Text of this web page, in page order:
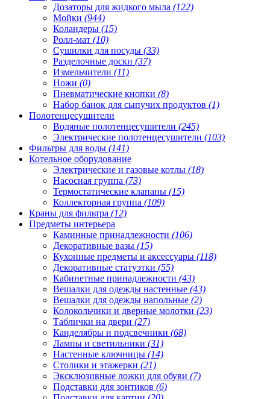
Дозаторы для жидкого мыла (122)
Мойки (944)
Коландеры (15)
Ролл-мат (10)
Сушилки для посуды (33)
Разделочные доски (37)
Измельчители (11)
Ножи (0)
Пневматические кнопки (8)
Набор банок для сыпучих продуктов (1)
Полотенцесушители
Водяные полотенцесушители (245)
Электрические полотенцесушители (103)
Фильтры для воды (141)
Котельное оборудование
Электрические и газовые котлы (18)
Насосная группа (73)
Термостатические клапаны (15)
Коллекторная группа (109)
Краны для фильтра (12)
Предметы интерьера
Каминные принадлежности (106)
Декоративные вазы (15)
Кухонные предметы и аксессуары (118)
Декоративные статуэтки (55)
Кабинетные принадлежности (43)
Вешалки для одежды настенные (43)
Вешалки для одежды напольные (2)
Колокольчики и дверные молотки (23)
Таблички на двери (27)
Канделябры и подсвечники (68)
Лампы и светильники (31)
Настенные ключницы (14)
Столики и этажерки (21)
Эксклюзивные ложки для обуви (7)
Подставки для зонтиков (6)